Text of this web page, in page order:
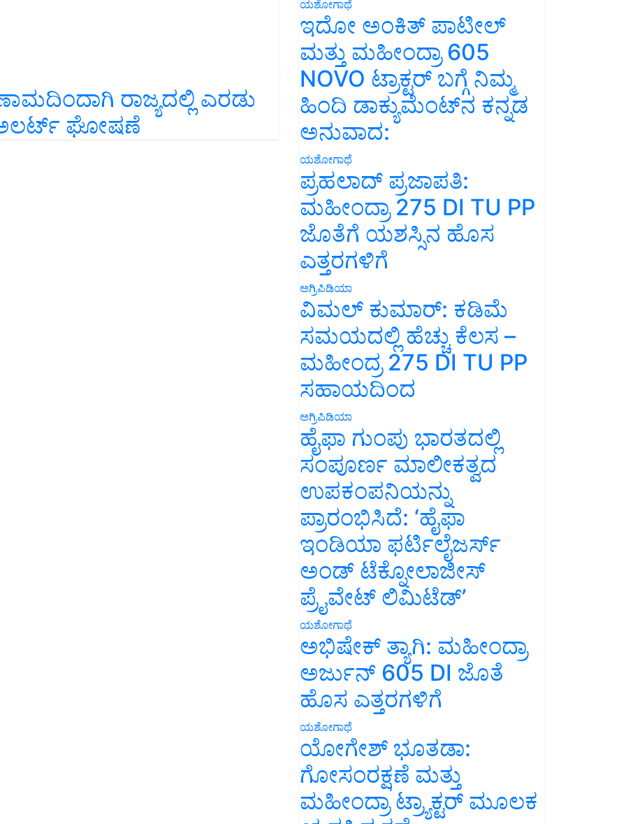
ರಾಜ್ಯದಲ್ಲಿ ಎರಡು
ಘೋಷಣೆ
ಯಶೋಗಾಥೆ
ಇದೋ ಅಂಕಿತ್ ಪಾಟೀಲ್
ಮತ್ತು ಮಹೀಂದ್ರಾ 605
NOVO ಟ್ರಾಕ್ಟರ್ ಬಗ್ಗೆ ನಿಮ್ಮ
ಹಿಂದಿ ಡಾಕ್ಯುಮೆಂಟ್‌ನ ಕನ್ನಡ
ಅನುವಾದ:
ಯಶೋಗಾಥೆ
ಪ್ರಹಲಾದ್ ಪ್ರಜಾಪತಿ:
ಮಹೀಂದ್ರಾ 275 DI TU PP
ಜೊತೆಗೆ ಯಶಸ್ಸಿನ ಹೊಸ
ಎತ್ತರಗಳಿಗೆ
ಅಗ್ರಿಪಿಡಿಯಾ
ವಿಮಲ್ ಕುಮಾರ್: ಕಡಿಮೆ
ಸಮಯದಲ್ಲಿ ಹೆಚ್ಚು ಕೆಲಸ –
ಮಹೀಂದ್ರ 275 DI TU PP
ಸಹಾಯದಿಂದ
ಅಗ್ರಿಪಿಡಿಯಾ
ಹೈಫಾ ಗುಂಪು ಭಾರತದಲ್ಲಿ
ಸಂಪೂರ್ಣ ಮಾಲೀಕತ್ವದ
ಉಪಕಂಪನಿಯನ್ನು
ಪ್ರಾರಂಭಿಸಿದೆ: ‘ಹೈಫಾ
ಇಂಡಿಯಾ ಫರ್ಟಿಲೈಜರ್ಸ್
ಅಂಡ್ ಟೆಕ್ನೋಲಾಜೀಸ್
ಪ್ರೈವೇಟ್ ಲಿಮಿಟೆಡ್’
ಯಶೋಗಾಥೆ
ಅಭಿಷೇಕ್ ತ್ಯಾಗಿ: ಮಹೀಂದ್ರಾ
ಅರ್ಜುನ್ 605 DI ಜೊತೆ
ಹೊಸ ಎತ್ತರಗಳಿಗೆ
ಯಶೋಗಾಥೆ
ಯೋಗೇಶ್ ಭೂತಡಾ:
ಗೋಸಂರಕ್ಷಣೆ ಮತ್ತು
ಮಹೀಂದ್ರಾ ಟ್ರ್ಯಾಕ್ಟರ್ ಮೂಲಕ